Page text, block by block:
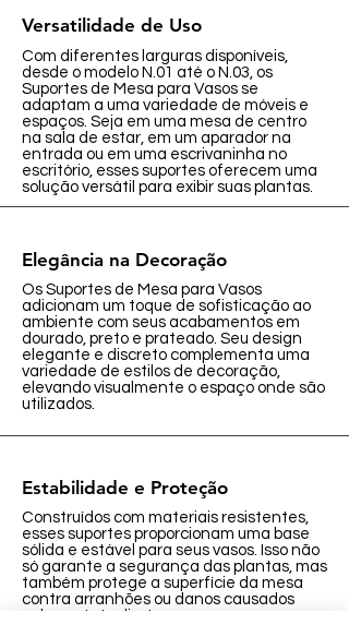
Versatilidade de Uso
Com diferentes larguras disponíveis,
desde o modelo N.01 até o N.03, os
Suportes de Mesa para Vasos se
adaptam a uma variedade de móveis e
espaços. Seja em uma mesa de centro
na sala de estar, em um aparador na
entrada ou em uma escrivaninha no
escritório, esses suportes oferecem uma
solução versátil para exibir suas plantas.
Elegância na Decoração
Os Suportes de Mesa para Vasos
adicionam um toque de sofisticação ao
ambiente com seus acabamentos em
dourado, preto e prateado. Seu design
elegante e discreto complementa uma
variedade de estilos de decoração,
elevando visualmente o espaço onde são
utilizados.
Estabilidade e Proteção
Construídos com materiais resistentes,
esses suportes proporcionam uma base
sólida e estável para seus vasos. Isso não
só garante a segurança das plantas, mas
também protege a superfície da mesa
contra arranhões ou danos causados
pelo contato direto com os vasos.